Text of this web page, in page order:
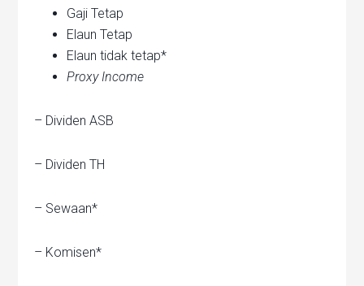
Gaji Tetap
Elaun Tetap
Elaun tidak tetap*
Proxy Income
– Dividen ASB
– Dividen TH
– Sewaan*
– Komisen*